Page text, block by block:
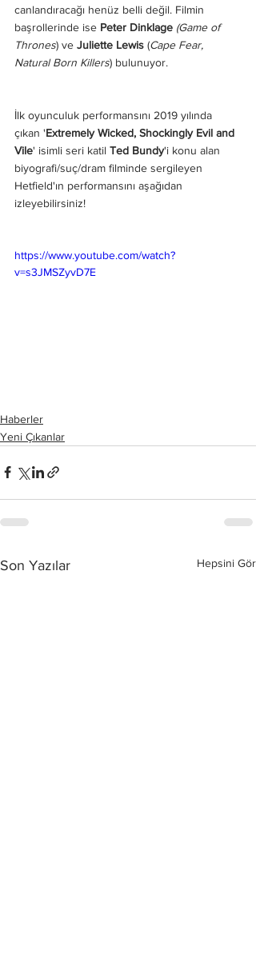
canlandıracağı henüz belli değil. Filmin
başrollerinde ise Peter Dinklage (Game of
Thrones) ve Juliette Lewis (Cape Fear,
Natural Born Killers) bulunuyor.
İlk oyunculuk performansını 2019 yılında
çıkan 'Extremely Wicked, Shockingly Evil and
Vile' isimli seri katil Ted Bundy'i konu alan
biyografi/suç/dram filminde sergileyen
Hetfield'ın performansını aşağıdan
izleyebilirsiniz!
https://www.youtube.com/watch?
v=s3JMSZyvD7E
Haberler
Yeni Çıkanlar
Son Yazılar Hepsini Gör